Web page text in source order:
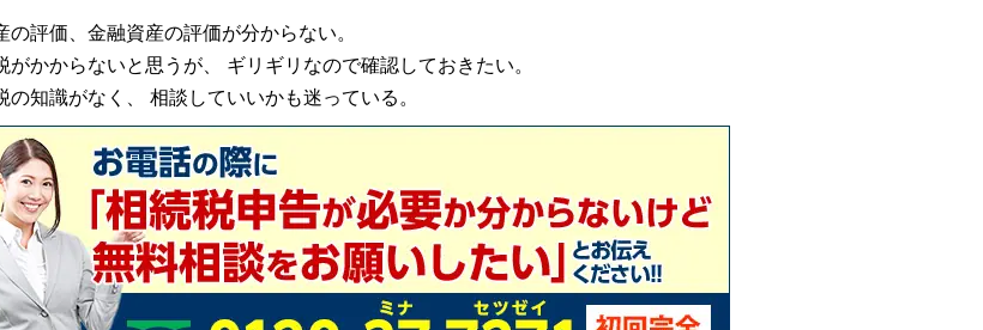
の評価、金融資産の評価が分からない。
がかからないと思うが、 ギリギリなので確認しておきたい。
の知識がなく、 相談していいかも迷っている。